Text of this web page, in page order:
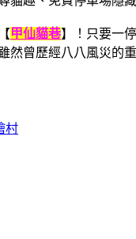
甲仙貓巷】！只要一
曾歷經八八風災
村